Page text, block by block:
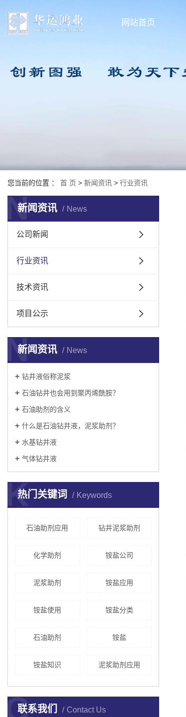
网站首页
您当前的位置 ： 首 页 > 新闻资讯 > 行业资讯
新闻资讯 News
N
公司新闻
行业资讯
技术资讯
项目公示
新闻资讯 News
N
钻井液俗称泥浆
石油钻井也会用到聚丙烯酰胺？
石油助剂的含义
什么是石油钻井液，泥浆助剂？
水基钻井液
气体钻井液
热门关键词 Keywords
K
石油助剂应用 钻井泥浆助剂
化学助剂 铵盐公司
泥浆助剂 铵盐应用
铵盐使用 铵盐分类
石油助剂 铵盐
铵盐知识 泥浆助剂应用
联系我们 Contact Us
C